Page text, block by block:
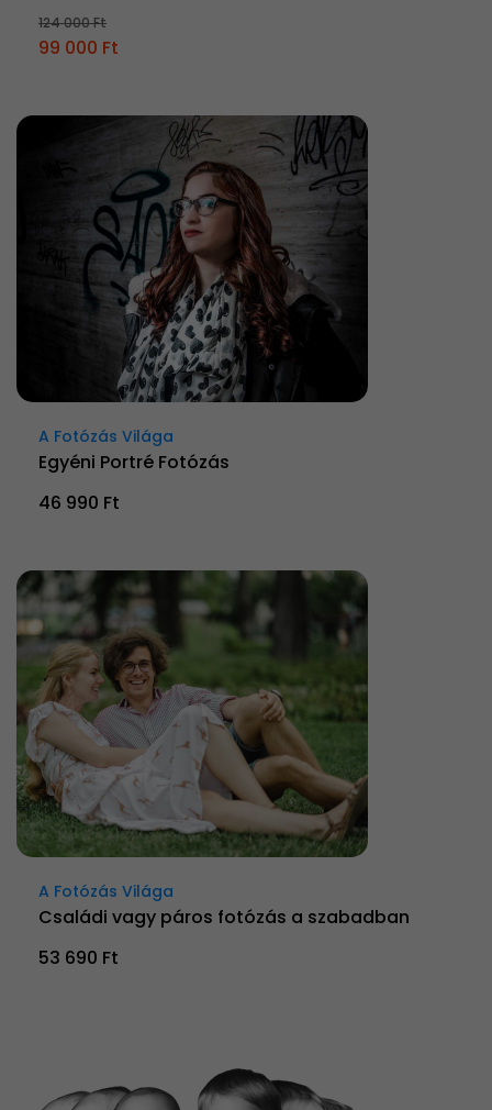
124 000 Ft
99 000 Ft
A Fotózás Világa
Egyéni Portré Fotózás
46 990 Ft
A Fotózás Világa
Családi vagy páros fotózás a szabadban
53 690 Ft